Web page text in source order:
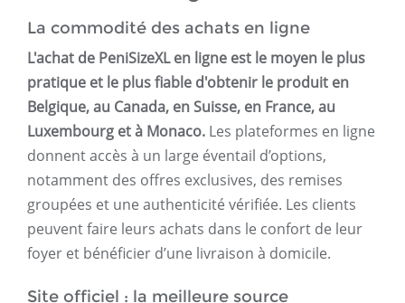
La commodité des achats en ligne
L'achat de PeniSizeXL en ligne est le moyen le plus
pratique et le plus fiable d'obtenir le produit en
Belgique, au Canada, en Suisse, en France, au
Luxembourg et à Monaco. Les plateformes en ligne
donnent accès à un large éventail d’options,
notamment des offres exclusives, des remises
groupées et une authenticité vérifiée. Les clients
peuvent faire leurs achats dans le confort de leur
foyer et bénéficier d’une livraison à domicile.
Site officiel : la meilleure source